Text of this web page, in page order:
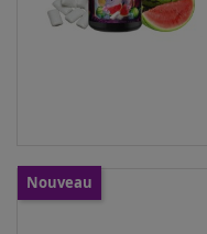
Nouveau